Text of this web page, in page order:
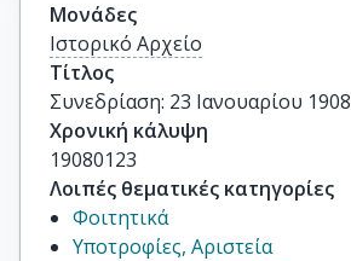
Μονάδες
Ιστορικό Αρχείο
Τίτλος
Συνεδρίαση: 23 Ιανουαρίου 1908
Χρονική κάλυψη
19080123
Λοιπές θεματικές κατηγορίες
Φοιτητικά
Υποτροφίες, Αριστεία